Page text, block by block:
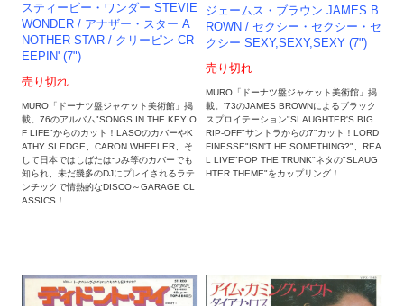
スティービー・ワンダー STEVIE
WONDER / アナザー・スター A
NOTHER STAR / クリーピン CR
EEPIN' (7")
売り切れ
MURO「ドーナツ盤ジャケット美術館」掲
載。76のアルバム"SONGS IN THE KEY O
F LIFE"からのカット！LASOのカバーやK
ATHY SLEDGE、CARON WHEELER、そ
して日本ではしばたはつみ等のカバーでも
知られ、未だ幾多のDJにプレイされるラテ
ンチックで情熱的なDISCO～GARAGE CL
ASSICS！
ジェームス・ブラウン JAMES B
ROWN / セクシー・セクシー・セ
クシー SEXY,SEXY,SEXY (7")
売り切れ
MURO「ドーナツ盤ジャケット美術館」掲
載。'73のJAMES BROWNによるブラック
スプロイテーション"SLAUGHTER'S BIG
RIP-OFF"サントラからの7"カット！LORD
FINESSE"ISN'T HE SOMETHING?"、REA
L LIVE"POP THE TRUNK"ネタの"SLAUG
HTER THEME"をカップリング！